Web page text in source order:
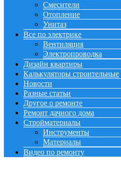
Смесители
Отопление
Унитаз
Все по электрике
Вентиляция
Электропроводка
Дизайн квартиры
Калькуляторы строительные
Новости
Разные статьи
Другое о ремонте
Ремонт дачного дома
Стройматериалы
Инструменты
Материалы
Видео по ремонту